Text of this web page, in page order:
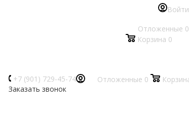
Войти
Отложенные 0
Корзина 0
+7 (901) 729-45-74
Заказать звонок
Отложенные 0